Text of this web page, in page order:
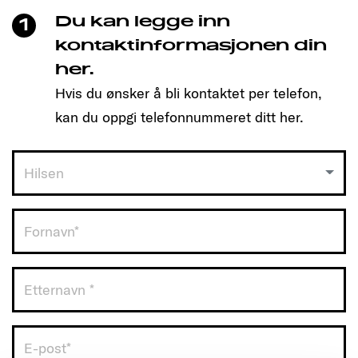
Så enkelt er det:
1. Legg inn data
2. Velg forhandler og send
3. Sunlight-forhandleren din vil kontakte deg!
1
Du kan legge inn
kontaktinformasjonen din
her.
Hvis du ønsker å bli kontaktet per telefon,
kan du oppgi telefonnummeret ditt her.
Hilsen